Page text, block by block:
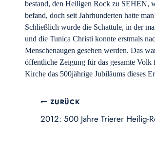
bestand, den Heiligen Rock zu SEHEN,
befand, doch seit Jahrhunderten hatte
Schließlich wurde die Schattule, in der
und die Tunica Christi konnte erstmals
Menschenaugen gesehen werden. Das
öffentliche Zeigung für das gesamte
Kirche das 500jährige Jubiläums dieses
ZURÜCK
2012: 500 Jahre Trierer Heilig-